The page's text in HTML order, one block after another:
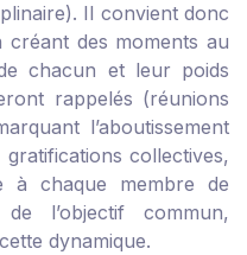
Il convient donc
des moments au
chacun et leur poids
rappelés (réunions
l’aboutissement
collectives,
à chaque membre de
l’objectif commun,
dynamique.